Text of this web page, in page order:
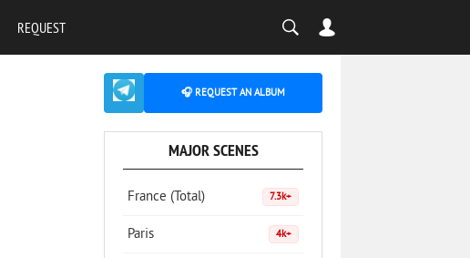
REQUEST
🎧 REQUEST AN ALBUM
MAJOR SCENES
France (Total) 7.3k+
Paris 4k+